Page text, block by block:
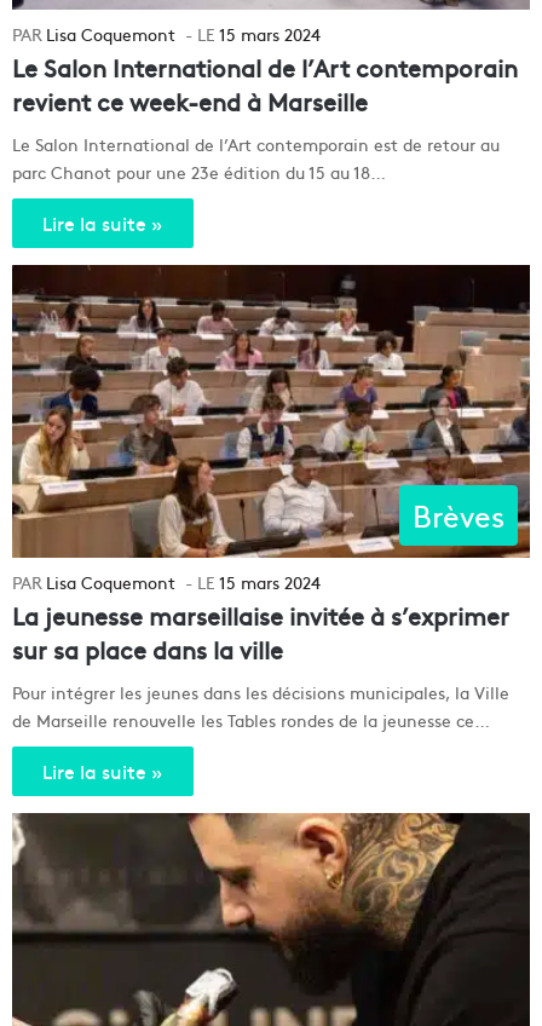
Lisa Coquemont 15 mars 2024
Le Salon International de l’Art contemporain
revient ce week-end à Marseille
Le Salon International de l’Art contemporain est de retour au
parc Chanot pour une 23e édition du 15 au 18…
Lire la suite »
Brèves
Lisa Coquemont 15 mars 2024
La jeunesse marseillaise invitée à s’exprimer
sur sa place dans la ville
Pour intégrer les jeunes dans les décisions municipales, la Ville
de Marseille renouvelle les Tables rondes de la jeunesse ce…
Lire la suite »